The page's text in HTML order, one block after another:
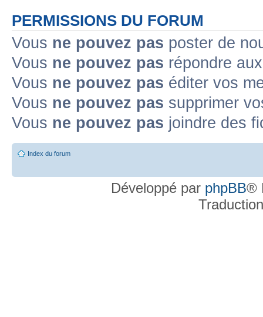
Sujet populaire non lu Sujet non lu fermé Sujet non lu fermé dans
Topic déplacé
Annonce lue Annonce lue fermée Annonce lue fermée dans laquelle
Annonce non lue Annonce non lue fermée Annonce non lue fermée
PERMISSIONS DU FORUM
Vous ne pouvez pas poster de
Vous ne pouvez pas répondre
Vous ne pouvez pas éditer vos
Vous ne pouvez pas supprimer
Vous ne pouvez pas joindre des
Index du forum
Développé par phpBB®